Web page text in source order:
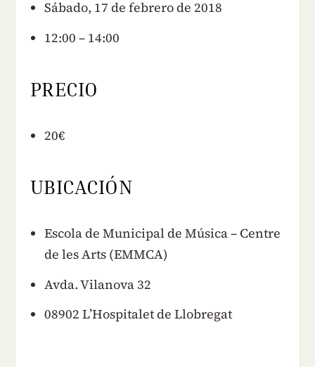
Sábado, 17 de febrero de 2018
12:00 – 14:00
PRECIO
20€
UBICACIÓN
Escola de Municipal de Música – Centre
de les Arts (EMMCA)
Avda. Vilanova 32
08902 L’Hospitalet de Llobregat